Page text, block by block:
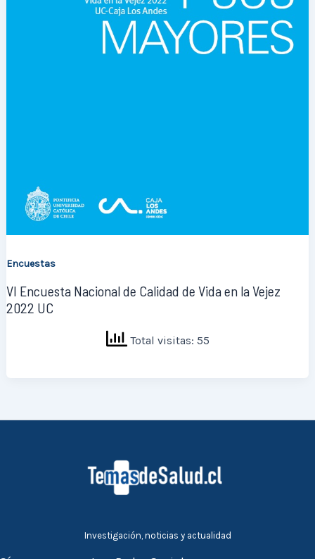
Encuestas
VI Encuesta Nacional de Calidad de Vida en la Vejez
2022 UC
Total visitas: 55
Investigación, noticias y actualidad